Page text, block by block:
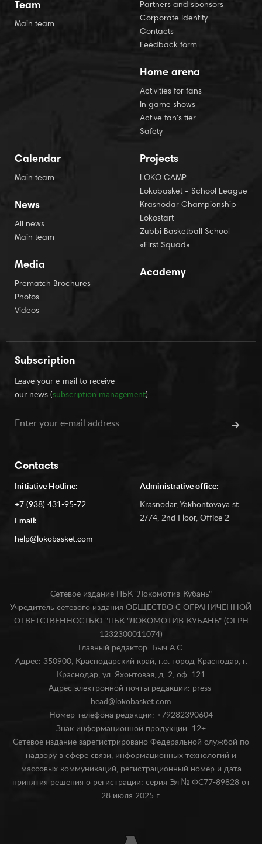
Team
Main team
Partners and sponsors
Corporate Identity
Contacts
Feedback form
Home arena
Activities for fans
In game shows
Active fan’s tier
Safety
Calendar
Main team
News
All news
Main team
Media
Prematch Brochures
Photos
Videos
Projects
LOKO CAMP
Lokobasket - School League
Krasnodar Championship
Lokostart
Zubbi Basketball School
«First Squad»
Academy
Subscription
Leave your e-mail to receive
our news (subscription management)
Contacts
Initiative Hotline:
+7 (938) 431-95-72
Email:
help@lokobasket.com
Administrative office:
Krasnodar, Yakhontovaya st
2/74, 2nd Floor, Office 2
Сетевое издание ПБК "Локомотив-Кубань"
Учредитель сетевого издания ОБЩЕСТВО С ОГРАНИЧЕННОЙ
ОТВЕТСТВЕННОСТЬЮ "ПБК "ЛОКОМОТИВ-КУБАНЬ" (ОГРН
1232300011074)
Главный редактор: Быч А.С.
Адрес: 350900, Краснодарский край, г.о. город Краснодар, г.
Краснодар, ул. Яхонтовая, д. 2, оф. 121
Адрес электронной почты редакции: press-
head@lokobasket.com
Номер телефона редакции: +79282390604
Знак информационной продукции: 12+
Сетевое издание зарегистрировано Федеральной службой по
надзору в сфере связи, информационных технологий и
массовых коммуникаций, регистрационный номер и дата
принятия решения о регистрации: серия Эл № ФС77-89828 от
28 июля 2025 г.